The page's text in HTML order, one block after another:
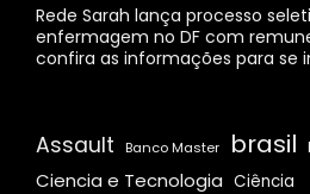
Rede Sarah lança processo
enfermagem no DF com
confira as informações para se
Assault Banco Master brasil
Ciencia e Tecnologia Ciência